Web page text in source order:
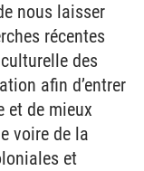
nous laisser
récentes
des
afin d’entrer
et de mieux
voire de la
et